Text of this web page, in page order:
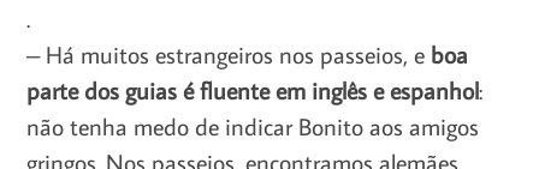
.
– Há muitos estrangeiros nos passeios, e boa
parte dos guias é fluente em inglês e espanhol:
não tenha medo de indicar Bonito aos amigos
gringos. Nos passeios, encontramos alemães,